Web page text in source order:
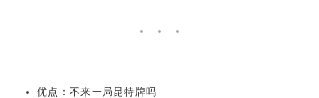
优点：不来一局昆特牌吗